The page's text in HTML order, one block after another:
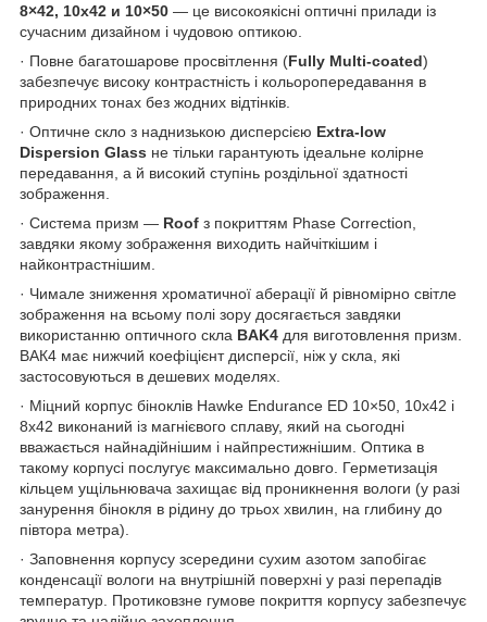
8×42, 10х42 и 10×50 — це високоякісні оптичні прилади із
сучасним дизайном і чудовою оптикою.
· Повне багатошарове просвітлення (Fully Multi-coated)
забезпечує високу контрастність і кольоропередавання в
природних тонах без жодних відтінків.
· Оптичне скло з наднизькою дисперсією Extra-low
Dispersion Glass не тільки гарантують ідеальне колірне
передавання, а й високий ступінь роздільної здатності
зображення.
· Система призм — Roof з покриттям Phase Correction,
завдяки якому зображення виходить найчіткішим і
найконтрастнішим.
· Чимале зниження хроматичної аберації й рівномірно світле
зображення на всьому полі зору досягається завдяки
використанню оптичного скла BAK4 для виготовлення призм.
ВАК4 має нижчий коефіцієнт дисперсії, ніж у скла, які
застосовуються в дешевих моделях.
· Міцний корпус біноклів Hawke Endurance ED 10×50, 10x42 і
8х42 виконаний із магнієвого сплаву, який на сьогодні
вважається найнадійнішим і найпрестижнішим. Оптика в
такому корпусі послугує максимально довго. Герметизація
кільцем ущільнювача захищає від проникнення вологи (у разі
занурення бінокля в рідину до трьох хвилин, на глибину до
півтора метра).
· Заповнення корпусу зсередини сухим азотом запобігає
конденсації вологи на внутрішній поверхні у разі перепадів
температур. Протиковзне гумове покриття корпусу забезпечує